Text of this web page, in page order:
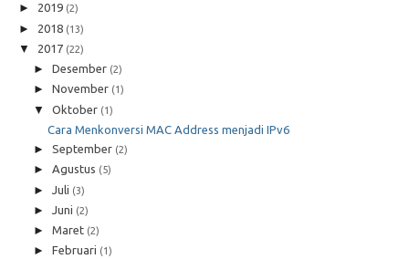
► 2019 (2)
► 2018 (13)
▼ 2017 (22)
► Desember (2)
► November (1)
▼ Oktober (1)
Cara Menkonversi MAC Address menjadi IPv6
► September (2)
► Agustus (5)
► Juli (3)
► Juni (2)
► Maret (2)
► Februari (1)